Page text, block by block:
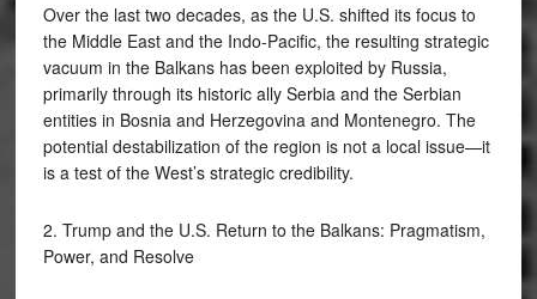
Over the last two decades, as the U.S. shifted its focus to
the Middle East and the Indo-Pacific, the resulting strategic
vacuum in the Balkans has been exploited by Russia,
primarily through its historic ally Serbia and the Serbian
entities in Bosnia and Herzegovina and Montenegro. The
potential destabilization of the region is not a local issue—it
is a test of the West’s strategic credibility.
2. Trump and the U.S. Return to the Balkans: Pragmatism,
Power, and Resolve